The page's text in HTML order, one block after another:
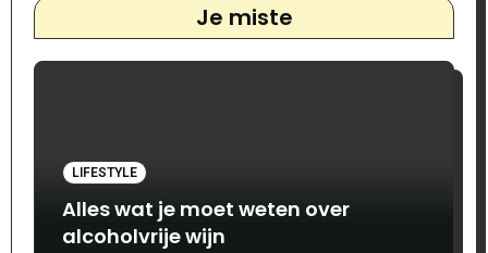
Je miste
LIFESTYLE
Alles wat je moet weten over
alcoholvrije wijn